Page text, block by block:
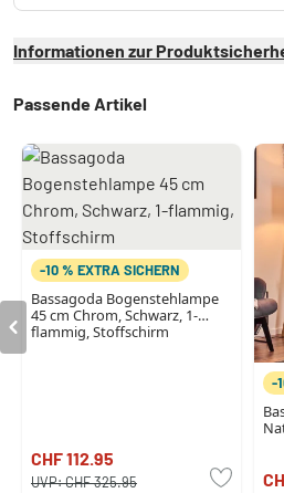
Informationen zur
Passende Artikel
-10 % EXTRA SICHERN
Bassagoda Bogenstehlampe
45 cm Chrom, Schwarz, 1-
flammig, Stoffschirm
CHF 112.95
UVP:CHF 325.95
-